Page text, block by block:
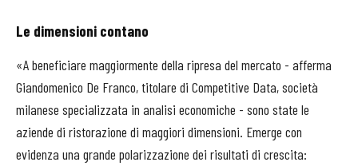
Le dimensioni contano
«A beneficiare maggiormente della ripresa del mercato - afferma
Giandomenico De Franco, titolare di Competitive Data, società
milanese specializzata in analisi economiche - sono state le
aziende di ristorazione di maggiori dimensioni. Emerge con
evidenza una grande polarizzazione dei risultati di crescita: